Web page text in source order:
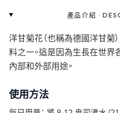
產品介紹 ·
洋甘菊花（也稱為德國洋甘菊
料之一。這是因為生長在世
內部和外部用途。
使用方法